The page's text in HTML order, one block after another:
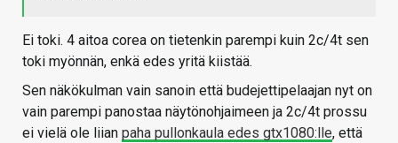
Ei toki. 4 aitoa corea on tietenkin parempi kuin 2c/4t sen
toki myönnän, enkä edes yritä kiistää.
Sen näkökulman vain sanoin että budejettipelaajan nyt on
vain parempi panostaa näytönohjaimeen ja 2c/4t prossu
ei vielä ole liian paha pullonkaula edes gtx1080:lle, että